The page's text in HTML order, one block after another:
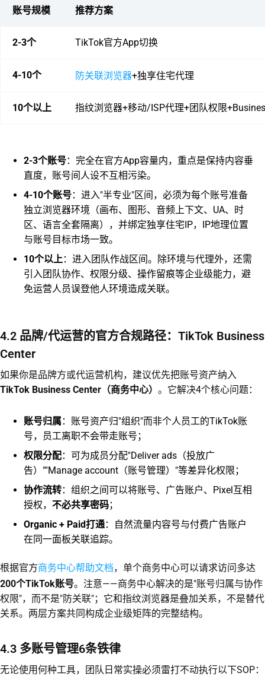
账号规模 推荐方案
2-3个 TikTok官方App切换
4-10个 防关联浏览器+独享住宅代理
10个以上 指纹浏览器+移动/ISP代理+团队权限
2-3个账号：完全在官方App容量内，重点是保持内容垂
直度，账号间人设不互相污染。
4-10个账号：进入"半专业"区间，必须为每个账号准备
独立浏览器环境（画布、图形、音频上下文、UA、时
区、语言全套隔离），并绑定独享住宅IP，IP地理位置
与账号目标市场一致。
10个以上：进入团队作战区间。除环境与代理外，还需
引入团队协作、权限分级、操作留痕等企业级能力，避
免运营人员误登他人环境造成关联。
4.2 品牌/代运营的官方合规路径：TikTok Business
Center
如果你是品牌方或代运营机构，建议优先把账号资产纳入
TikTok Business Center（商务中心） 。它解决4个核心问题：
账号归属 ：账号资产归"组织"而非个人员工的TikTok账
号，员工离职不会带走账号；
权限分配：可为成员分配"Deliver ads（投放广
告）""Manage account（账号管理）"等差异化权限；
协作流转：组织之间可以将账号、广告账户、Pixel互相
授权， 不必共享密码；
Organic + Paid打通：自然流量内容号与付费广告账户
在同一面板关联追踪。
根据官方商务中心帮助文档，单个商务中心可以请求访问多达
200个TikTok账号。注意——商务中心解决的是"账号归属与协作
权限"，而不是"防关联"；它和指纹浏览器是叠加关系，不是替代
关系。两层方案共同构成企业级矩阵的完整结构。
4.3 多账号管理6条铁律
无论使用何种工具，团队日常实操必须雷打不动执行以下SOP：